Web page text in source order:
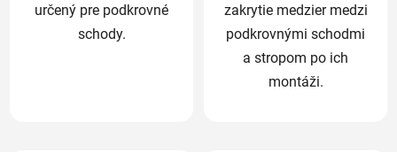
určený pre podkrovné
schody.
zakrytie medzier medzi
podkrovnými schodmi
a stropom po ich
montáži.